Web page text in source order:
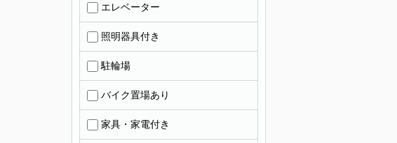
エレベーター
照明器具付き
駐輪場
バイク置場あり
家具・家電付き